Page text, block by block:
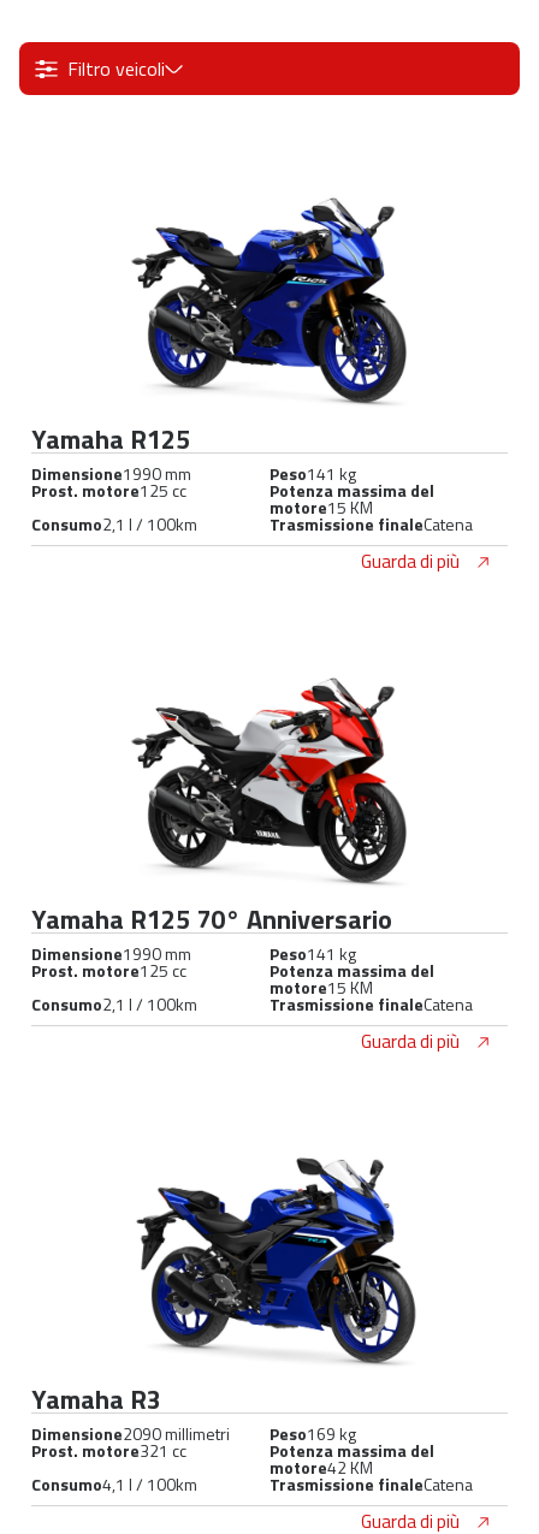
Filtro veicoli
Yamaha R125
Dimensione1990 mm Peso141 kg
Prost. motore125 cc Potenza massima del
motore15 KM
Consumo2,1 l / 100km Trasmissione finaleCatena
Guarda di più
Yamaha R125 70° Anniversario
Dimensione1990 mm Peso141 kg
Prost. motore125 cc Potenza massima del
motore15 KM
Consumo2,1 l / 100km Trasmissione finaleCatena
Guarda di più
Yamaha R3
Dimensione2090 millimetri Peso169 kg
Prost. motore321 cc Potenza massima del
motore42 KM
Consumo4,1 l / 100km Trasmissione finaleCatena
Guarda di più